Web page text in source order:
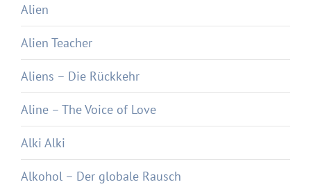
Alien
Alien Teacher
Aliens – Die Rückkehr
Aline – The Voice of Love
Alki Alki
Alkohol – Der globale Rausch